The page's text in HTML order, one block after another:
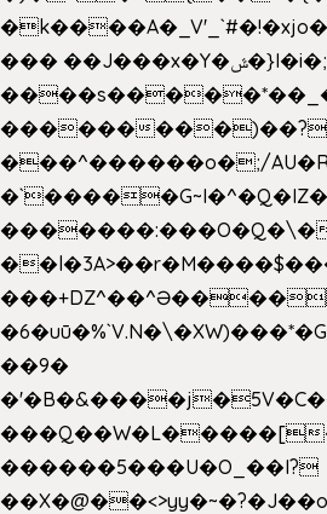
��� ��J���x�Y�ݜ�}I�i�;CL}%�.�a�/
������
���^������o�;/
�������:���O�Q�\�
��9�
���Q��W�L�����[
������5���U�O_��I?